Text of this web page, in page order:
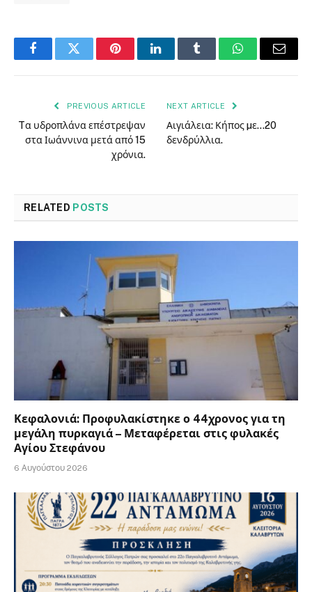
FacebookTwitter PinterestLinkedInTumblr WhatsAppEmail
PREVIOUS ARTICLE
Tα υδροπλάνα επέστρεψαν
στα Ιωάννινα μετά από 15
χρόνια.
NEXT ARTICLE
Αιγιάλεια: Κήπος µε…20
δενδρύλλια.
RELATED POSTS
Κεφαλονιά: Προφυλακίστηκε ο 44χρονος για τη
μεγάλη πυρκαγιά – Μεταφέρεται στις φυλακές
Αγίου Στεφάνου
6 Αυγούστου 2026